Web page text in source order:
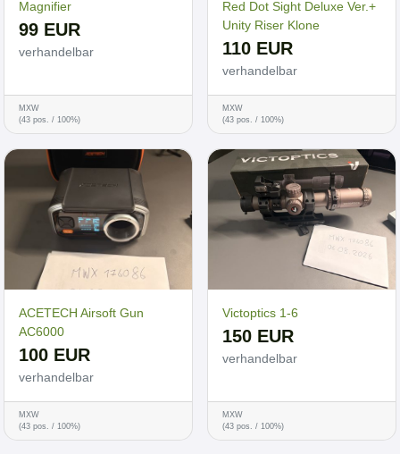
Magnifier
99 EUR
verhandelbar
MXW
(43 pos. / 100%)
Red Dot Sight Deluxe Ver.+
Unity Riser Klone
110 EUR
verhandelbar
MXW
(43 pos. / 100%)
ACETECH Airsoft Gun
AC6000
100 EUR
verhandelbar
MXW
(43 pos. / 100%)
Victoptics 1-6
150 EUR
verhandelbar
MXW
(43 pos. / 100%)